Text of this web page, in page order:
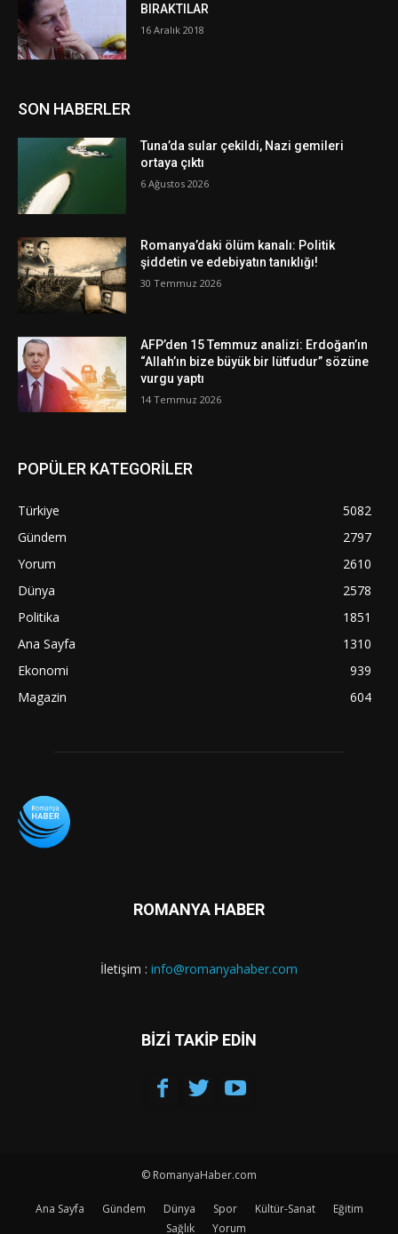
BIRAKTILAR
16 Aralık 2018
SON HABERLER
Tuna’da sular çekildi, Nazi gemileri
ortaya çıktı
6 Ağustos 2026
Romanya’daki ölüm kanalı: Politik
şiddetin ve edebiyatın tanıklığı!
30 Temmuz 2026
AFP’den 15 Temmuz analizi: Erdoğan’ın
“Allah’ın bize büyük bir lütfudur” sözüne
vurgu yaptı
14 Temmuz 2026
POPÜLER KATEGORİLER
Türkiye
5082
Gündem
2797
Yorum
2610
Dünya
2578
Politika
1851
Ana Sayfa
1310
Ekonomi
939
Magazin
604
ROMANYA HABER
İletişim : info@romanyahaber.com
BİZİ TAKİP EDİN
© RomanyaHaber.com
Ana Sayfa Gündem Dünya Spor Kültür-Sanat
Eğitim
Sağlık
Yorum